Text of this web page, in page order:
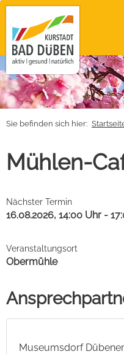
Sie befinden sich hier:
Mühlen-
Nächster Termin
16.08.2026, 14:00 Uhr -
Veranstaltungsort
Obermühle
Museumsdorf